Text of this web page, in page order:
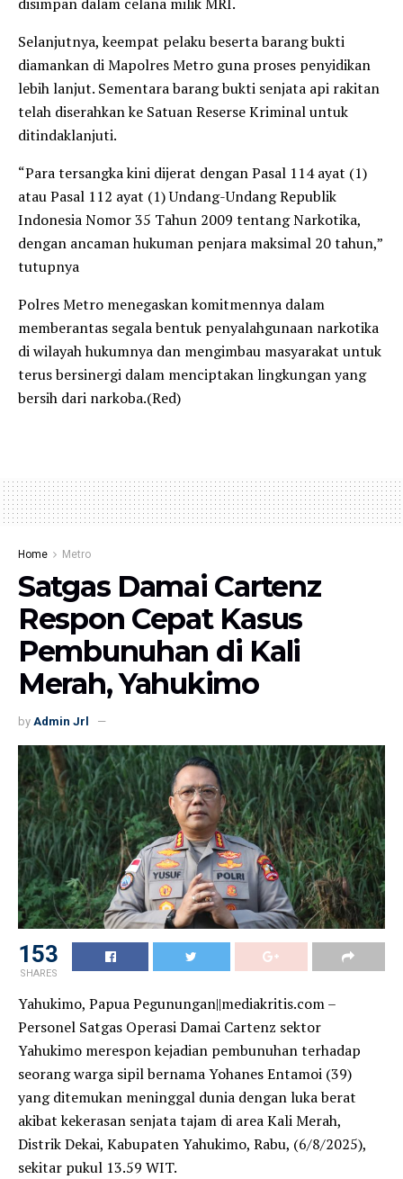
Selanjutnya, keempat pelaku beserta barang bukti
diamankan di Mapolres Metro guna proses penyidikan
lebih lanjut. Sementara barang bukti senjata api rakitan
telah diserahkan ke Satuan Reserse Kriminal untuk
ditindaklanjuti.
“Para tersangka kini dijerat dengan Pasal 114 ayat (1)
atau Pasal 112 ayat (1) Undang-Undang Republik
Indonesia Nomor 35 Tahun 2009 tentang Narkotika,
dengan ancaman hukuman penjara maksimal 20 tahun,”
tutupnya
Polres Metro menegaskan komitmennya dalam
memberantas segala bentuk penyalahgunaan narkotika
di wilayah hukumnya dan mengimbau masyarakat untuk
terus bersinergi dalam menciptakan lingkungan yang
bersih dari narkoba.(Red)
Home Metro
Satgas Damai Cartenz
Respon Cepat Kasus
Pembunuhan di Kali
Merah, Yahukimo
by Admin Jrl
153
SHARES
Yahukimo, Papua Pegunungan||mediakritis.com –
Personel Satgas Operasi Damai Cartenz sektor
Yahukimo merespon kejadian pembunuhan terhadap
seorang warga sipil bernama Yohanes Entamoi (39)
yang ditemukan meninggal dunia dengan luka berat
akibat kekerasan senjata tajam di area Kali Merah,
Distrik Dekai, Kabupaten Yahukimo, Rabu, (6/8/2025),
sekitar pukul 13.59 WIT.